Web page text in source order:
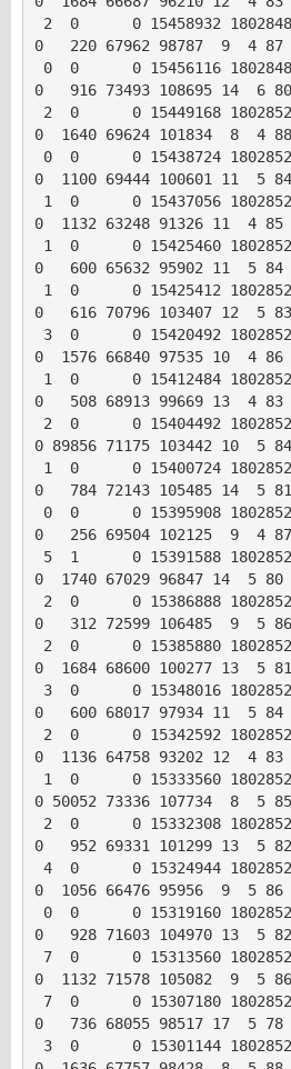
0   220 67962 98787  9  4
0   916 73493 108695 14  6
0  1640 69624 101834  8  4
0  1100 69444 100601 11  5
0  1132 63248 91326 11  4
0   600 65632 95902 11  5
0   616 70796 103407 12  5
0  1576 66840 97535 10  4
0   508 68913 99669 13  4
0 89856 71175 103442 10  5
0   784 72143 105485 14  5
0   256 69504 102125  9  4
0  1740 67029 96847 14  5
0   312 72599 106485  9  5
0  1684 68600 100277 13  5
0   600 68017 97934 11  5
0  1136 64758 93202 12  4
0 50052 73336 107734  8  5
0   952 69331 101299 13  5
0  1056 66476 95956  9  5
0   928 71603 104970 13  5
0  1132 71578 105082  9  5
0   736 68055 98517 17  5